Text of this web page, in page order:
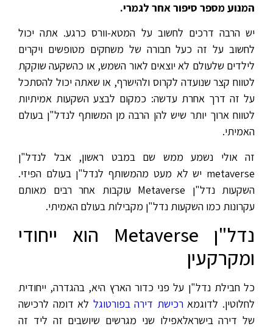
המנוע מספר סיפור אחר לגמרי.
יש הרבה דרכים לחשוב על המטא-וורס כרגע. אתה יכול
לחשוב על זה כעל חבורה של משחקים מטופשים ויקרים
לילדים שלעולם לא יוצאים לאור השמש, או כהשקעה שוקקת
לטווח קצר שנועדה לקרוס ולהישרף, או שאתה יכול להסתכל
על זה דרך אחרת עדשה: כמקום לבצע השקעות אמיתיות
לטווח ארוך יותר שיש להן הרבה מן המשותף לנדל"ן בעולם
האמיתי.
זה אולי נשמע ממש שם במבט ראשון, אבל לנדל"ן
metaverse יש לא מעט מהמשותף לנדל"ן בעולם הפיזי.
השקעות נדל"ן Metaverse עוקבות אחר רבים מאותם
עקרונות כמו השקעות נדל"ן מקבילות בעולם האמיתי.
נדל"ן Metaverse הוא ייחודי
ומקרקעין
כל חבילת נדל"ן על פני כדור הארץ היא, בהגדרה, ייחודית
לחלוטין. לדוגמארכישת דירה בפורטוגל לא דומה לרכישה
של דירה בישראלאפילו שני מגרשים שיושבים זה ליד זה